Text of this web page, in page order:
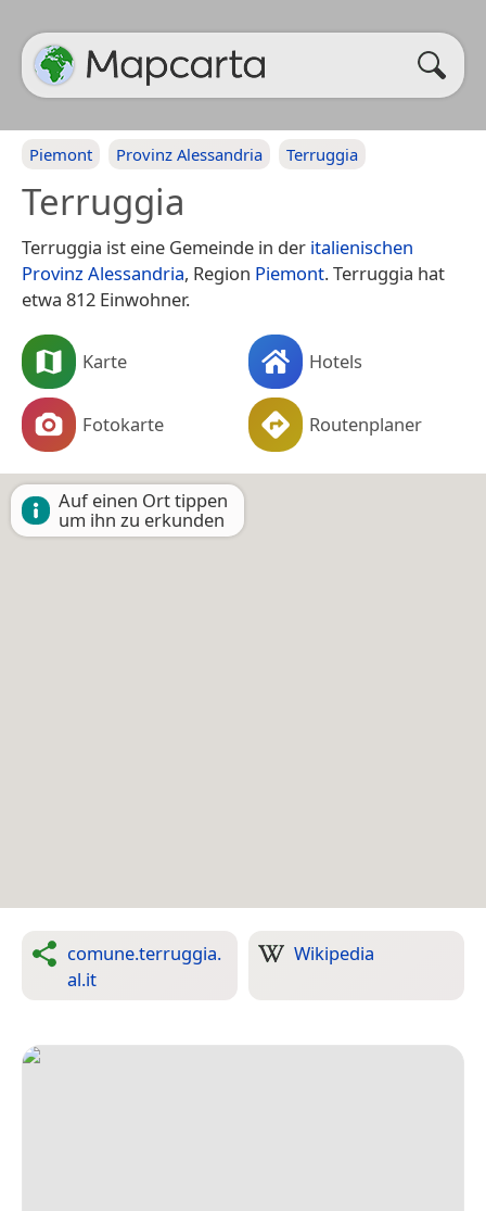
Piemont Provinz Alessandria Terruggia
Terruggia
Terruggia ist eine Gemeinde in der italienischen
Provinz Alessandria, Region Piemont. Terruggia hat
etwa 812 Einwohner.
Karte Hotels
Fotokarte Routenplaner
Auf einen Ort tippen
um ihn zu erkunden
comune.terruggia.
al.it
Wikipedia